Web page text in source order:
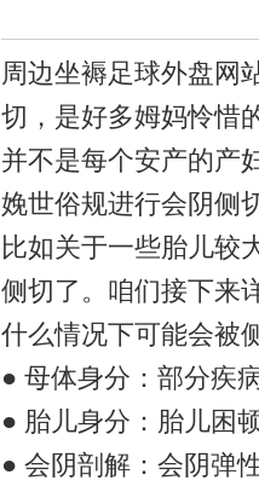
周边坐褥足球外盘网
切，是好多姆妈怜惜
并不是每个安产的产
娩世俗规进行会阴侧
比如关于一些胎儿较
侧切了。咱们接下来
什么情况下可能会被
● 母体身分：部分疾
● 胎儿身分：胎儿困
● 会阴剖解：会阴弹